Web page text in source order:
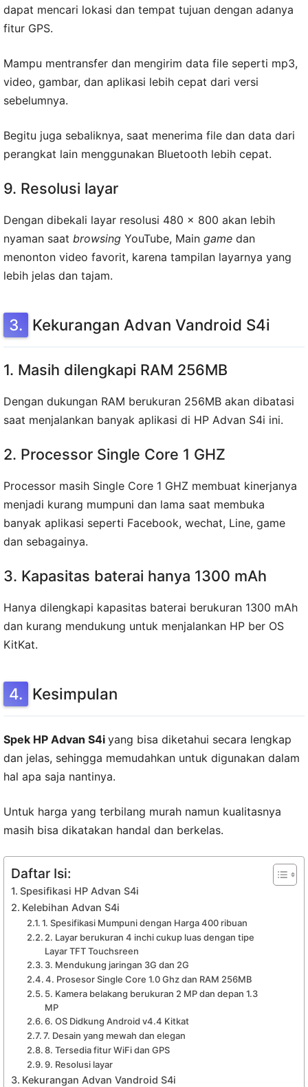
dapat mencari lokasi dan tempat tujuan dengan adanya
fitur GPS.
Mampu mentransfer dan mengirim data file seperti mp3,
video, gambar, dan aplikasi lebih cepat dari versi
sebelumnya.
Begitu juga sebaliknya, saat menerima file dan data dari
perangkat lain menggunakan Bluetooth lebih cepat.
9. Resolusi layar
Dengan dibekali layar resolusi 480 x 800 akan lebih
nyaman saat browsing YouTube, Main game dan
menonton video favorit, karena tampilan layarnya yang
lebih jelas dan tajam.
Kekurangan Advan Vandroid S4i
1. Masih dilengkapi RAM 256MB
Dengan dukungan RAM berukuran 256MB akan dibatasi
saat menjalankan banyak aplikasi di HP Advan S4i ini.
2. Processor Single Core 1 GHZ
Processor masih Single Core 1 GHZ membuat kinerjanya
menjadi kurang mumpuni dan lama saat membuka
banyak aplikasi seperti Facebook, wechat, Line, game
dan sebagainya.
3. Kapasitas baterai hanya 1300 mAh
Hanya dilengkapi kapasitas baterai berukuran 1300 mAh
dan kurang mendukung untuk menjalankan HP ber OS
KitKat.
Kesimpulan
Spek HP Advan S4i yang bisa diketahui secara lengkap
dan jelas, sehingga memudahkan untuk digunakan dalam
hal apa saja nantinya.
Untuk harga yang terbilang murah namun kualitasnya
masih bisa dikatakan handal dan berkelas.
Daftar Isi:
Spesifikasi HP Advan S4i
Kelebihan Advan S4i
1. Spesifikasi Mumpuni dengan Harga 400 ribuan
2. Layar berukuran 4 inchi cukup luas dengan tipe
Layar TFT Touchsreen
3. Mendukung jaringan 3G dan 2G
4. Prosesor Single Core 1.0 Ghz dan RAM 256MB
5. Kamera belakang berukuran 2 MP dan depan 1.3
MP
6. OS Didkung Android v4.4 Kitkat
7. Desain yang mewah dan elegan
8. Tersedia fitur WiFi dan GPS
9. Resolusi layar
Kekurangan Advan Vandroid S4i